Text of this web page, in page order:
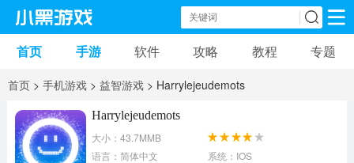
手机游戏 手机软件
安卓游戏 卡牌游戏
首页 手游 软件 攻略 教程 专题
首页 > 手机游戏 > 益智游戏 > Harrylejeudemots
Harrylejeudemots
大小：43.7MMB
语言：简体中文
系统：IOS